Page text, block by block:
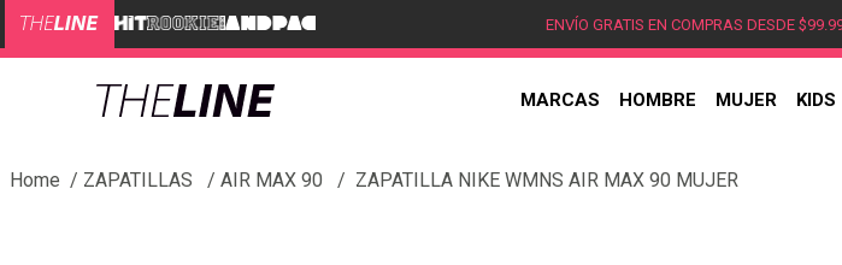
ENVÍO GRATIS EN COMPRAS DESDE
MARCAS HOMBRE MUJER KIDS
ZAPATILLAS AIR MAX 90 ZAPATILLA NIKE WMNS AIR MAX 90 MUJER